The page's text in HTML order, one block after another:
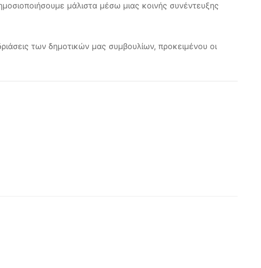
μάλιστα μέσω μιας κοινής συνέντευξης
των δημοτικών μας συμβουλίων, προκειμένου οι